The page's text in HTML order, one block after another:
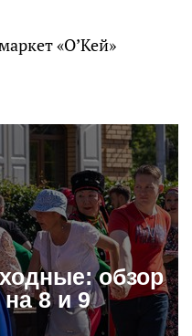
«О’Кей»
обзор
8 и 9